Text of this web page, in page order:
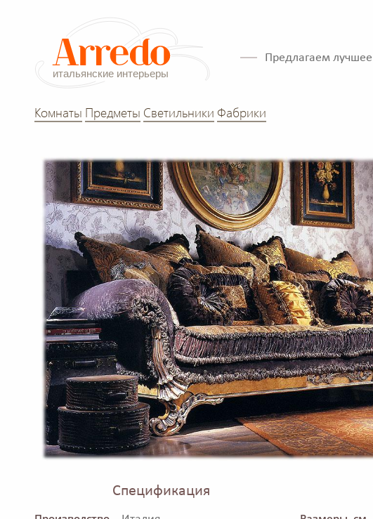
Предлагаем лучшее
Комнаты Предметы Светильники Фабрики
Спецификация